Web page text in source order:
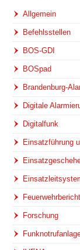
Allgemein
Befehlsstellen
BOS-GDI
BOSpad
Brandenburg-
Digitale
Digitalfunk
Einsatzführung
Feuerwehrbericht
Forschung